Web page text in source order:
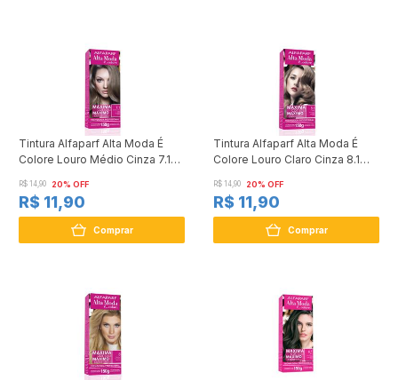
Tintura Alfaparf Alta Moda É
Colore Louro Médio Cinza 7.1
R$ 14,90 20% OFF
R$ 11,90
Comprar
Tintura Alfaparf Alta Moda É
Colore Louro Claro Cinza 8.1
R$ 14,90 20% OFF
R$ 11,90
Comprar